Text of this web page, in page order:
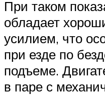
При таком
обладает
усилием, что
при езде по
подъеме.
в паре с